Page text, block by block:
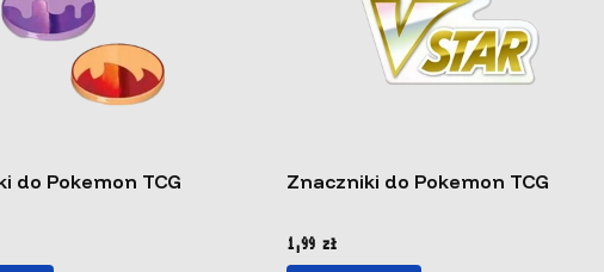
do Pokemon TCG Znaczniki do Pokemon TCG
Cena
1,99 zł